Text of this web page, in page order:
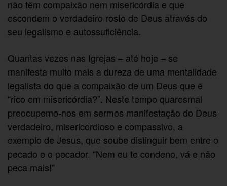
não têm compaixão nem misericórdia e que
escondem o verdadeiro rosto de Deus através do
seu legalismo e autossuficiência.
Quantas vezes nas Igrejas – até hoje – se
manifesta muito mais a dureza de uma mentalidade
legalista do que a compaixão de um Deus que é
“rico em misericórdia?”. Neste tempo quaresmal
preocupemo-nos em sermos manifestação do Deus
verdadeiro, misericordioso e compassivo, a
exemplo de Jesus, que soube distinguir bem entre o
pecado e o pecador. “Nem eu te condeno, vá e não
peca mais!”